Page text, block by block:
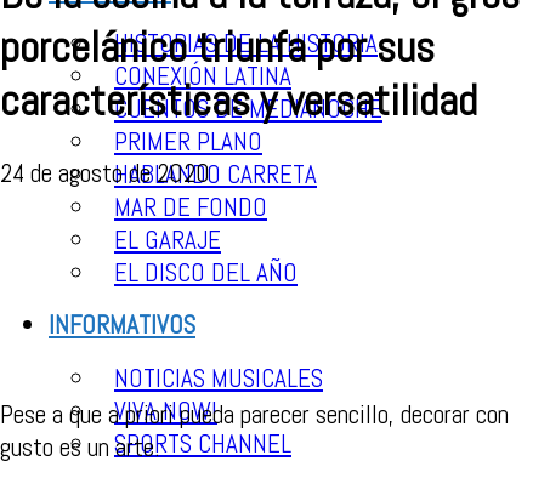
HISTORIAS DE LA HISTORIA
CONEXIÓN LATINA
CUENTOS DE MEDIANOCHE
PRIMER PLANO
HABLANDO CARRETA
MAR DE FONDO
EL GARAJE
EL DISCO DEL AÑO
INFORMATIVOS
NOTICIAS MUSICALES
VIVA NOW!
SPORTS CHANNEL
porcelánico triunfa por sus
características y versatilidad
24 de agosto de 2020
Pese a que a priori pueda parecer sencillo, decorar con
gusto es un arte.